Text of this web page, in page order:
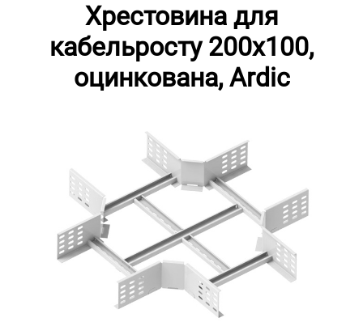
Хрестовина для
кабельросту 200х100,
оцинкована, Ardic